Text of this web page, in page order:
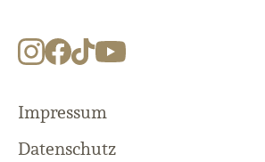
Impressum
Datenschutz